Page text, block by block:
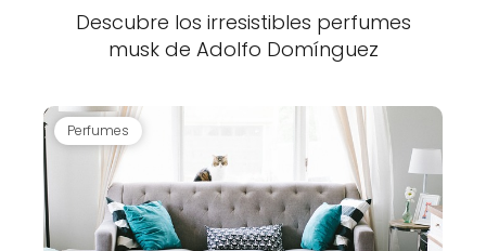
Descubre los irresistibles perfumes
musk de Adolfo Domínguez
Perfumes